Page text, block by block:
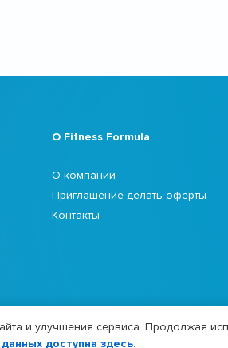
О Fitness Formula
О компании
Приглашение делать оферты
Контакты
и улучшения сервиса. Продолжая
доступна здесь.